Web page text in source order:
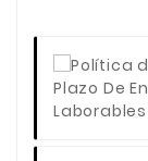
Plazo De
Laborables